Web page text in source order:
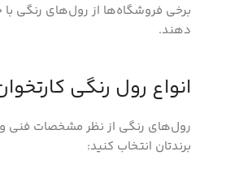
برخی فروشگاه‌ها از رول‌های رنگی
دهند.
انواع رول رنگی
رول‌های رنگی از نظر مشخصات فنی و
برندتان انتخاب کنید: